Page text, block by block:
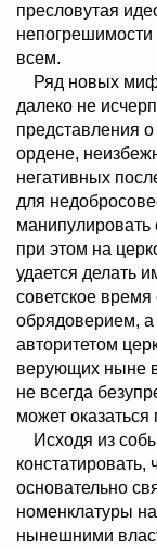
пресловутая
всем.
Ряд новых
далеко не
представления
ордене,
негативных
для
при этом на
удается делать
советское время
обрядоверием,
авторитетом
верующих ныне
не всегда
может
Исходя из
основательно
номенклатуры
нынешними